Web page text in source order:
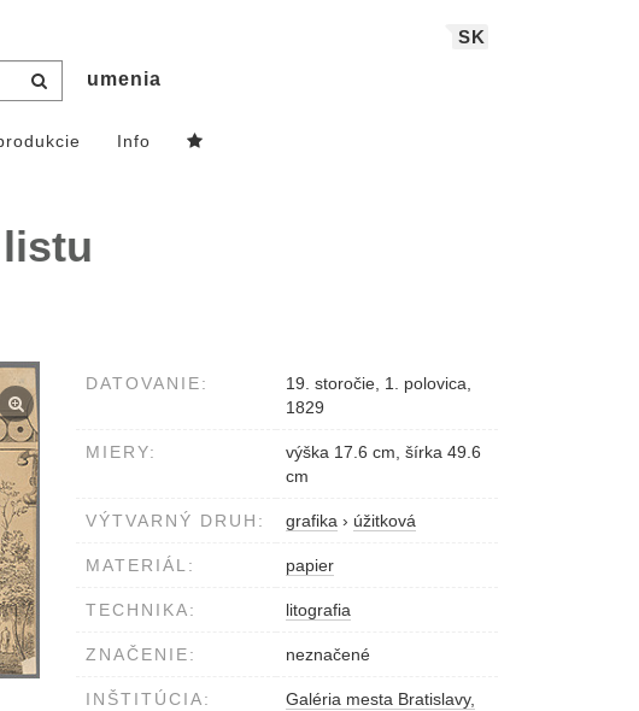
SK
umenia
Info
DATOVANIE:
19. storočie, 1. polovica,
1829
MIERY:
výška 17.6 cm, šírka 49.6
cm
VÝTVARNÝ DRUH: grafika › úžitková
MATERIÁL: papier
TECHNIKA: litografia
ZNAČENIE: neznačené
INŠTITÚCIA:
Galéria mesta Bratislavy,